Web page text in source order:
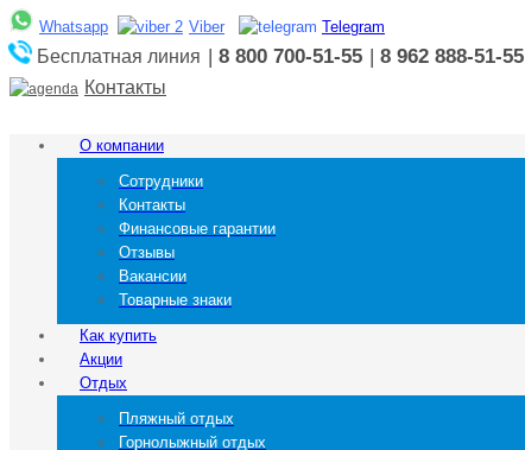
Whatsapp Viber Telegram
Бесплатная линия | 8 800 700-51-55 | 8 962 888-51-55
Контакты
О компании
Сотрудники
Контакты
Финансовые гарантии
Отзывы
Вакансии
Товарные знаки
Как купить
Акции
Отдых
Пляжный отдых
Горнолыжный отдых